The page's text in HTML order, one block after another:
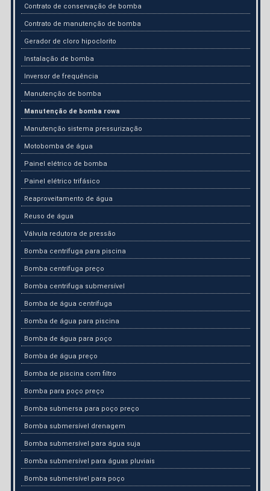
Contrato de conservação de bomba
Contrato de manutenção de bomba
Gerador de cloro hipoclorito
Instalação de bomba
Inversor de frequência
Manutenção de bomba
Manutenção de bomba rowa
Manutenção sistema pressurização
Motobomba de água
Painel elétrico de bomba
Painel elétrico trifásico
Reaproveitamento de água
Reuso de água
Válvula redutora de pressão
Bomba centrífuga para piscina
Bomba centrífuga preço
Bomba centrifuga submersível
Bomba de água centrífuga
Bomba de água para piscina
Bomba de água para poço
Bomba de água preço
Bomba de piscina com filtro
Bomba para poço preço
Bomba submersa para poço preço
Bomba submersível drenagem
Bomba submersível para água suja
Bomba submersível para águas pluviais
Bomba submersível para poço